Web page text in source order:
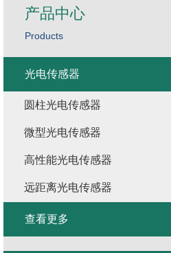
产品中心
Products
光电传感器
圆柱光电传感器
微型光电传感器
高性能光电传感器
远距离光电传感器
查看更多